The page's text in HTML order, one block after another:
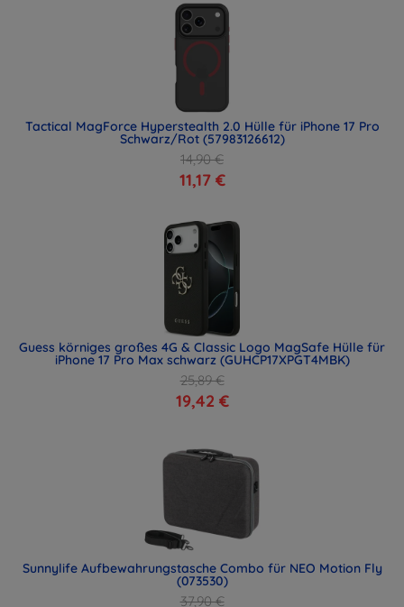
Tactical MagForce Hyperstealth 2.0 Hülle für iPhone 17 Pro
Schwarz/Rot (57983126612)
14,90 €
11,17 €
Guess körniges großes 4G & Classic Logo MagSafe Hülle für
iPhone 17 Pro Max schwarz (GUHCP17XPGT4MBK)
25,89 €
19,42 €
Sunnylife Aufbewahrungstasche Combo für NEO Motion Fly
(073530)
37,90 €